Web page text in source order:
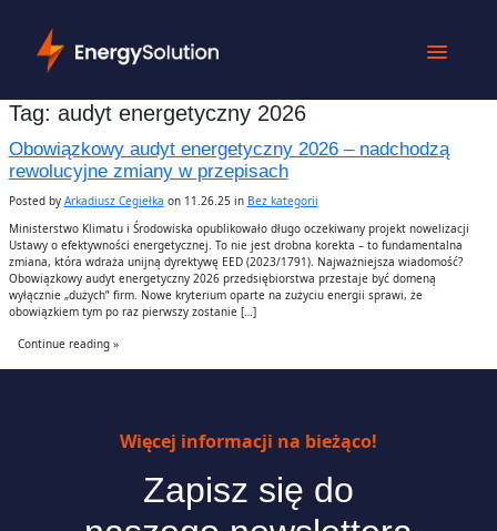
Tag: audyt energetyczny 2026
Obowiązkowy audyt energetyczny 2026 – nadchodzą
rewolucyjne zmiany w przepisach
Posted by Arkadiusz Cegiełka on 11.26.25 in Bez kategorii
Ministerstwo Klimatu i Środowiska opublikowało długo oczekiwany projekt nowelizacji
Ustawy o efektywności energetycznej. To nie jest drobna korekta – to fundamentalna
zmiana, która wdraża unijną dyrektywę EED (2023/1791). Najważniejsza wiadomość?
Obowiązkowy audyt energetyczny 2026 przedsiębiorstwa przestaje być domeną
wyłącznie „dużych” firm. Nowe kryterium oparte na zużyciu energii sprawi, że
obowiązkiem tym po raz pierwszy zostanie […]
Continue reading »
Więcej informacji na bieżąco!
Zapisz się do